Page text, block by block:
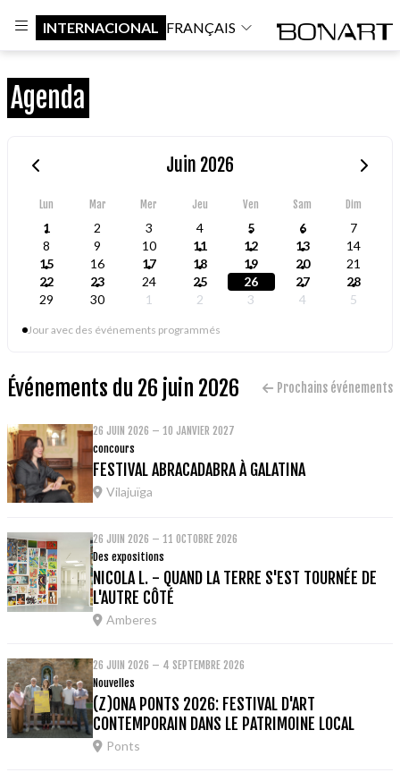
INTERNACIONAL FRANÇAIS
Agenda
Juin 2026
Lun Mar Mer Jeu Ven Sam Dim
1 2 3 4 5 6
7
8
9 10 11 12 13
14
15
16 17 18 19 20
21
22
23 24 25 26 27
28
29
30 1 2 3 4 5
Jour avec des événements programmés
Événements du 26 juin 2026 Prochains événements
26 JUIN 2026 – 10 JANVIER 2027
concours
FESTIVAL ABRACADABRA À GALATINA
Vilajuïga
26 JUIN 2026 – 11 OCTOBRE 2026
Des expositions
NICOLA L. - QUAND LA TERRE S'EST TOURNÉE DE
L'AUTRE CÔTÉ
Amberes
26 JUIN 2026 – 4 SEPTEMBRE 2026
Nouvelles
(Z)ONA PONTS 2026: FESTIVAL D'ART
CONTEMPORAIN DANS LE PATRIMOINE LOCAL
Ponts